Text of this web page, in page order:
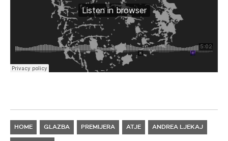
HOME GLAZBA PREMIJERA ATJE ANDREA LJEKAJ